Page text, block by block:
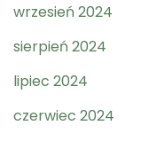
wrzesień 2024
sierpień 2024
lipiec 2024
czerwiec 2024